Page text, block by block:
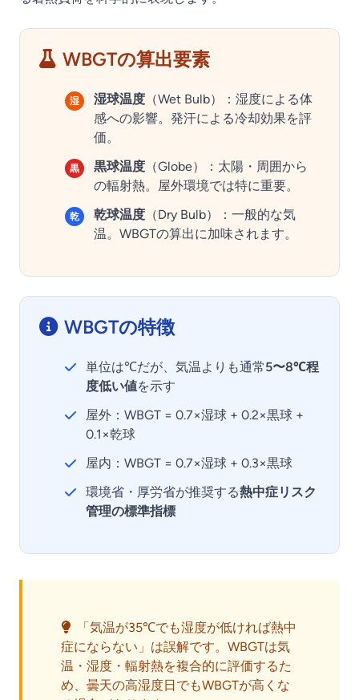
WBGTの算出要素
湿 湿球温度 （Wet Bulb）：湿度による体
感への影響。発汗による冷却効果を評
価。
黒 黒球温度 （Globe）：太陽・周囲から
の輻射熱。屋外環境では特に重要。
乾 乾球温度 （Dry Bulb）：一般的な気
温。WBGTの算出に加味されます。
WBGTの特徴
単位は℃だが、気温よりも通常5〜8℃程
度低い値を示す
屋外：WBGT = 0.7×湿球 + 0.2×黒球 +
0.1×乾球
屋内：WBGT = 0.7×湿球 + 0.3×黒球
環境省・厚労省が推奨する熱中症リスク
管理の標準指標
「気温が35℃でも湿度が低ければ熱中
症にならない」は誤解です。WBGTは気
温・湿度・輻射熱を複合的に評価するた
め、曇天の高湿度日でもWBGTが高くな